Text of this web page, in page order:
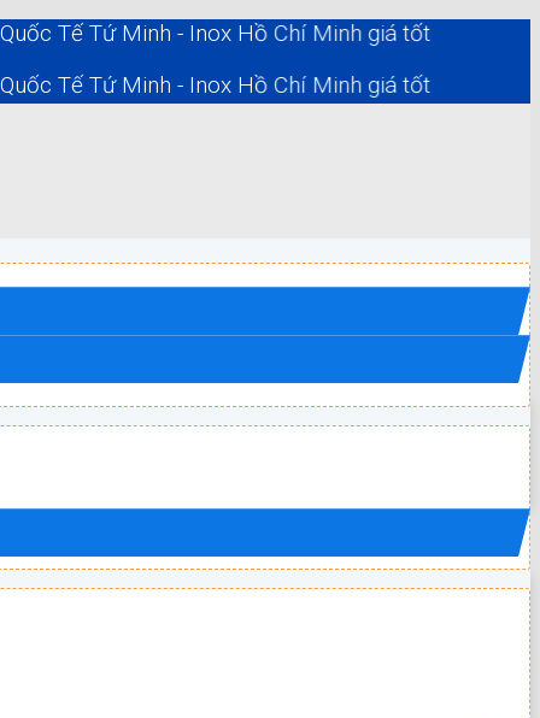
Tứ Minh - Inox Hồ Chí Minh giá tốt
Tứ Minh - Inox Hồ Chí Minh giá tốt